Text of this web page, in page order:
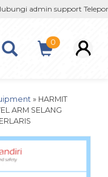
admin support Telepon
0
» HARMIT
ARM SELANG